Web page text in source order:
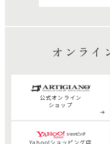
オンライ
公式オンライン
ショップ
Yahoo!ショッピング店